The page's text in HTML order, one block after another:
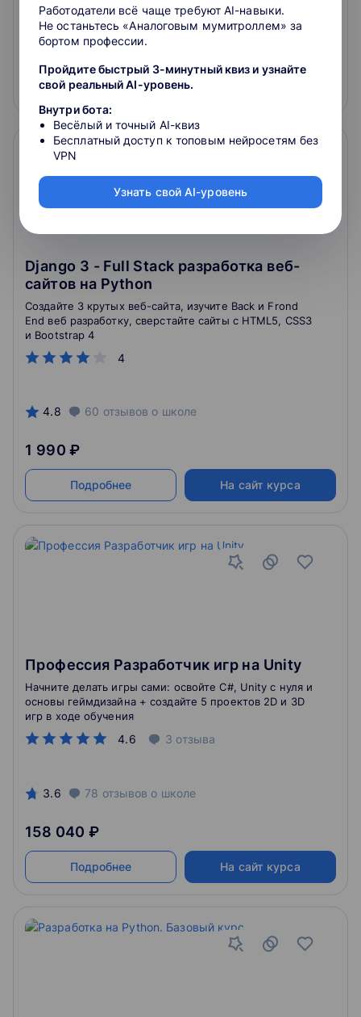
4.9 13отзывово школе
21 500 ₽
Подробнее
Django 3 - Full Stack разработка веб-
сайтов на Python
4
Создайте 3 крутых веб-сайта, изучите Back и Frond
End веб разработку, сверстайте сайты с HTML5, CSS3
и Bootstrap 4
4.8 60 отзывов о школе
1 990 ₽
Подробнее На сайт курса
Профессия Разработчик игр на Unity
4.6 3 отзыва
Начните делать игры сами: освойте C#, Unity с нуля и
основы геймдизайна + создайте 5 проектов 2D и 3D
игр в ходе обучения
3.6 78 отзывов о школе
158 040 ₽
Подробнее На сайт курса
Работодатели всё чаще требуют AI-навыки.
Не останьтесь «Аналоговым мумитроллем» за
бортом профессии.
Пройдите быстрый 3-минутный квиз и узнайте
свой реальный AI-уровень.
Внутри бота:
Весёлый и точный AI-квиз
Бесплатный доступ к топовым нейросетям без
VPN
Узнать свой AI-уровень